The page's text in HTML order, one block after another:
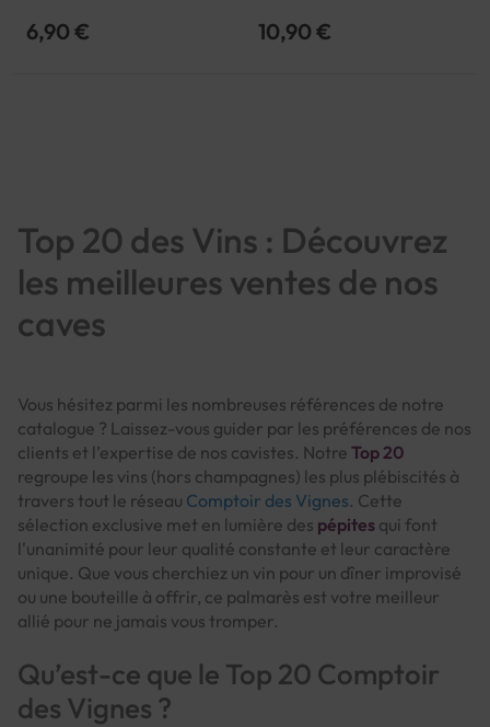
6,90 € 10,90 €
Top 20 des Vins : Découvrez
les meilleures ventes de nos
caves
Vous hésitez parmi les nombreuses références de notre
catalogue ? Laissez-vous guider par les préférences de nos
clients et l’expertise de nos cavistes. Notre Top 20
regroupe les vins (hors champagnes) les plus plébiscités à
travers tout le réseau Comptoir des Vignes. Cette
sélection exclusive met en lumière des pépites qui font
l'unanimité pour leur qualité constante et leur caractère
unique. Que vous cherchiez un vin pour un dîner improvisé
ou une bouteille à offrir, ce palmarès est votre meilleur
allié pour ne jamais vous tromper.
Qu’est-ce que le Top 20 Comptoir
des Vignes ?